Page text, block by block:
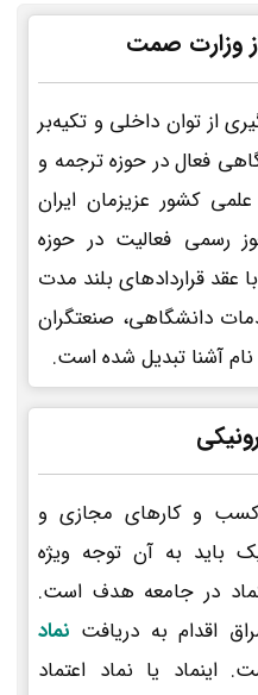
وزارت صمت
از توان داخلی و تکیه‌بر
فعال در حوزه ترجمه و
کشور عزیزمان ایران
رسمی فعالیت در حوزه
قراردادهای بلند مدت
دانشگاهی، صنعتگران
نام آشنا تبدیل شده است.
کسب و کارهای مجازی و
باید به آن توجه ویژه
در جامعه هدف است.
اقدام به دریافت نماد
اینماد یا نماد اعتماد